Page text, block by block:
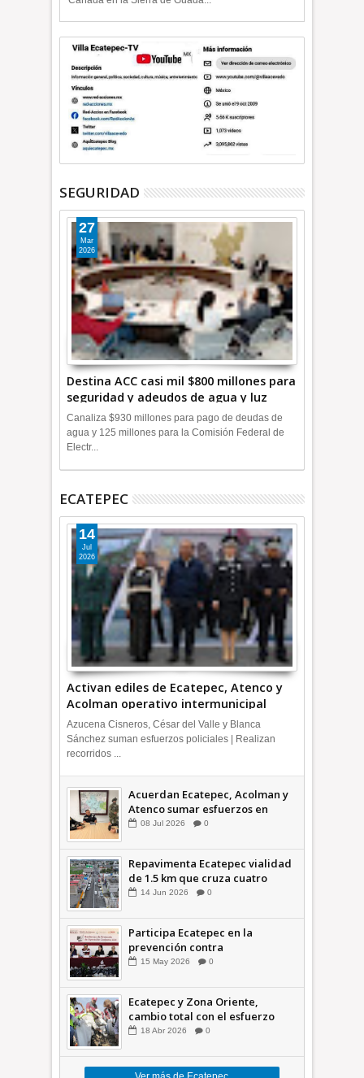
SEGURIDAD
Destina ACC casi mil $800 millones para
seguridad y adeudos de agua y luz
+Video
27
Mar
2026
Canaliza $930 millones para pago de deudas de
agua y 125 millones para la Comisión Federal de
Electr...
ECATEPEC
Activan ediles de Ecatepec, Atenco y
Acolman operativo intermunicipal
14
Jul
2026
Azucena Cisneros, César del Valle y Blanca
Sánchez suman esfuerzos policiales | Realizan
recorridos ...
Acuerdan Ecatepec, Acolman y
Atenco sumar esfuerzos en
seguridad
08 Jul 2026 0
Repavimenta Ecatepec vialidad
de 1.5 km que cruza cuatro
comunidades +Video
14 Jun 2026 0
Participa Ecatepec en la
prevención contra
inundaciones en el Valle de
15 May 2026 0
Ecatepec y Zona Oriente,
cambio total con el esfuerzo
conjunto: Azucena; retiran 21
18 Abr 2026 0